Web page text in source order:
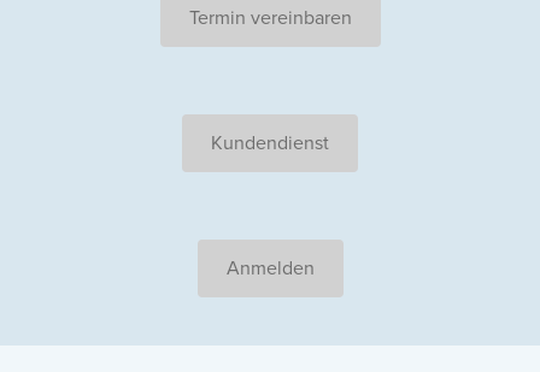
Termin vereinbaren
Kundendienst
Anmelden